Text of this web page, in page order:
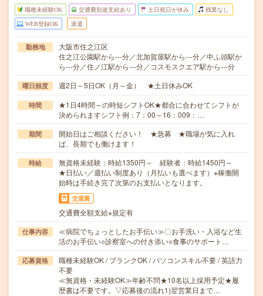
職種未経験OK 交通費別途支給あり 土日祝日が休み 残業なし
WEB登録OK 派遣
勤務地
大阪市住之江区
住之江公園駅から---分／北加賀屋駅から---分／中ふ頭駅か
ら---分／住ノ江駅から---分／コスモスクエア駅から---分
曜日頻度 週2日～5日OK（月～金） ★土日休みOK
時間
★1日4時間～の時短シフトOK★都合に合わせてシフトが
決められますシフト例：7：00～16：009：…
期間
開始日はご相談ください！ ★急募 ★職場が気に入れ
ば、長期でも働けます！
時給
無資格未経験：時給1350円～ 経験者：時給1450円～
★日払い／週払い制度あり（月払いも選べます）※稼働開
始時は手続き完了次第のお支払いとなります。
交通費
交通費全額支給※規定有
仕事内容
≪病院でちょっとしたお手伝い≫〇お手洗い・入浴など生
活のお手伝い○診察室への付き添い○食事のサポート…
応募資格
職種未経験OK / ブランクOK / パソコンスキル不要 / 英語力
不要
≪無資格・未経験OK≫年齢不問★10名以上採用予定★履
歴書は不要です。▽応募後の流れ1)翌営業日まで…